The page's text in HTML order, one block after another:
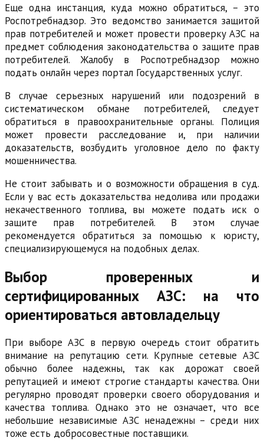
Еще одна инстанция, куда можно обратиться, – это
Роспотребнадзор. Это ведомство занимается защитой
прав потребителей и может провести проверку АЗС на
предмет соблюдения законодательства о защите прав
потребителей. Жалобу в Роспотребнадзор можно
подать онлайн через портал Государственных услуг.
В случае серьезных нарушений или подозрений в
систематическом обмане потребителей, следует
обратиться в правоохранительные органы. Полиция
может провести расследование и, при наличии
доказательств, возбудить уголовное дело по факту
мошенничества.
Не стоит забывать и о возможности обращения в суд.
Если у вас есть доказательства недолива или продажи
некачественного топлива, вы можете подать иск о
защите прав потребителей. В этом случае
рекомендуется обратиться за помощью к юристу,
специализирующемуся на подобных делах.
Выбор проверенных и
сертифицированных АЗС: на что
ориентироваться автовладельцу
При выборе АЗС в первую очередь стоит обратить
внимание на репутацию сети. Крупные сетевые АЗС
обычно более надежны, так как дорожат своей
репутацией и имеют строгие стандарты качества. Они
регулярно проводят проверки своего оборудования и
качества топлива. Однако это не означает, что все
небольшие независимые АЗС ненадежны – среди них
тоже есть добросовестные поставщики.